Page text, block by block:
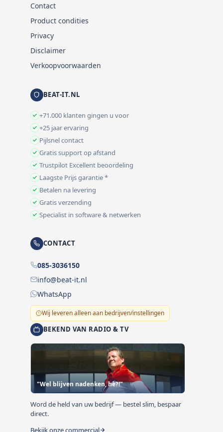
Contact
Product condities
Privacy
Disclaimer
Verkoopvoorwaarden
BEAT-IT.NL
+71.000 klanten gingen u voor
+25 jaar ervaring
Pijlsnel contact
Gratis support op afstand
Trustpilot Excellent beoordeling
Laagste Prijs garantie *
Betalen na levering
Gratis verzending
Specialist in software & netwerken
CONTACT
085-3036150
info@beat-it.nl
WhatsApp
Wij leveren alleen aan bedrijven/instellingen
BEKEND VAN RADIO & TV
"Wel blijven nadenken, hè?!"
Word de held van uw bedrijf — bestel slim, bespaar
direct.
Bekijk onze commercial